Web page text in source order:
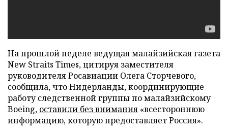
На прошлой неделе ведущая малайзийская газета
New Straits Times, цитируя заместителя
руководителя Росавиации Олега Сторчевого,
сообщила, что Нидерланды, координирующие
работу следственной группы по малайзийскому
Boeing, оставили без внимания «всестороннюю
информацию, которую предоставляет Россия».